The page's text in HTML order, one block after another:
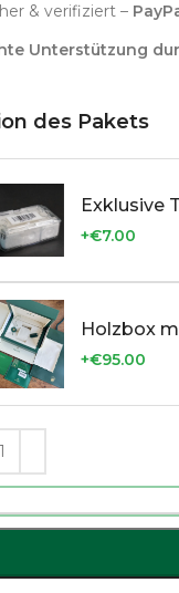
& verifiziert –
Unterstützung
des Pakets
Exklusive
+€7.00
Holzbox
+€95.00